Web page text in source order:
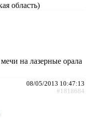
область)
на лазерные орала
08/05/2013 10:47:13
#1818684